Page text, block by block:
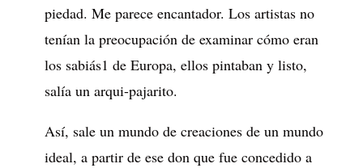
piedad. Me parece encantador. Los artistas no
tenían la preocupación de examinar cómo eran
los sabiás1 de Europa, ellos pintaban y listo,
salía un arqui-pajarito.
Así, sale un mundo de creaciones de un mundo
ideal, a partir de ese don que fue concedido a